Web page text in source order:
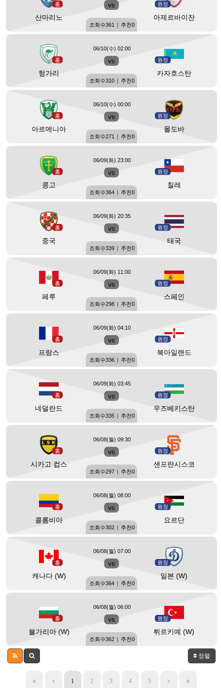
홈
산마리노
vs 원정
아제르바이잔
조회수361 | 추천0
홈
헝가리
vs 원정
카자흐스탄
06/10(수) 02:00
조회수310 | 추천0
홈
아르메니아
vs 원정
몰도바
06/10(수) 00:00
조회수271 | 추천0
홈
콩고
vs 원정
칠레
06/09(화) 23:00
조회수364 | 추천0
홈
중국
vs 원정
태국
06/09(화) 20:35
조회수339 | 추천0
홈
페루
vs 원정
스페인
06/09(화) 11:00
조회수298 | 추천0
홈
프랑스
vs 원정
북아일랜드
06/09(화) 04:10
조회수336 | 추천0
홈
네덜란드
vs 원정
우즈베키스탄
06/09(화) 03:45
조회수335 | 추천0
홈
시카고 컵스
vs 원정
샌프란시스코
06/08(월) 09:30
조회수297 | 추천0
홈
콜롬비아
vs 원정
요르단
06/08(월) 08:00
조회수302 | 추천0
홈
캐나다 (W)
vs 원정
일본 (W)
06/08(월) 07:00
조회수364 | 추천0
홈
불가리아 (W)
vs 원정
튀르키예 (W)
06/08(월) 06:00
조회수362 | 추천0
정렬
1 2 3 4 5